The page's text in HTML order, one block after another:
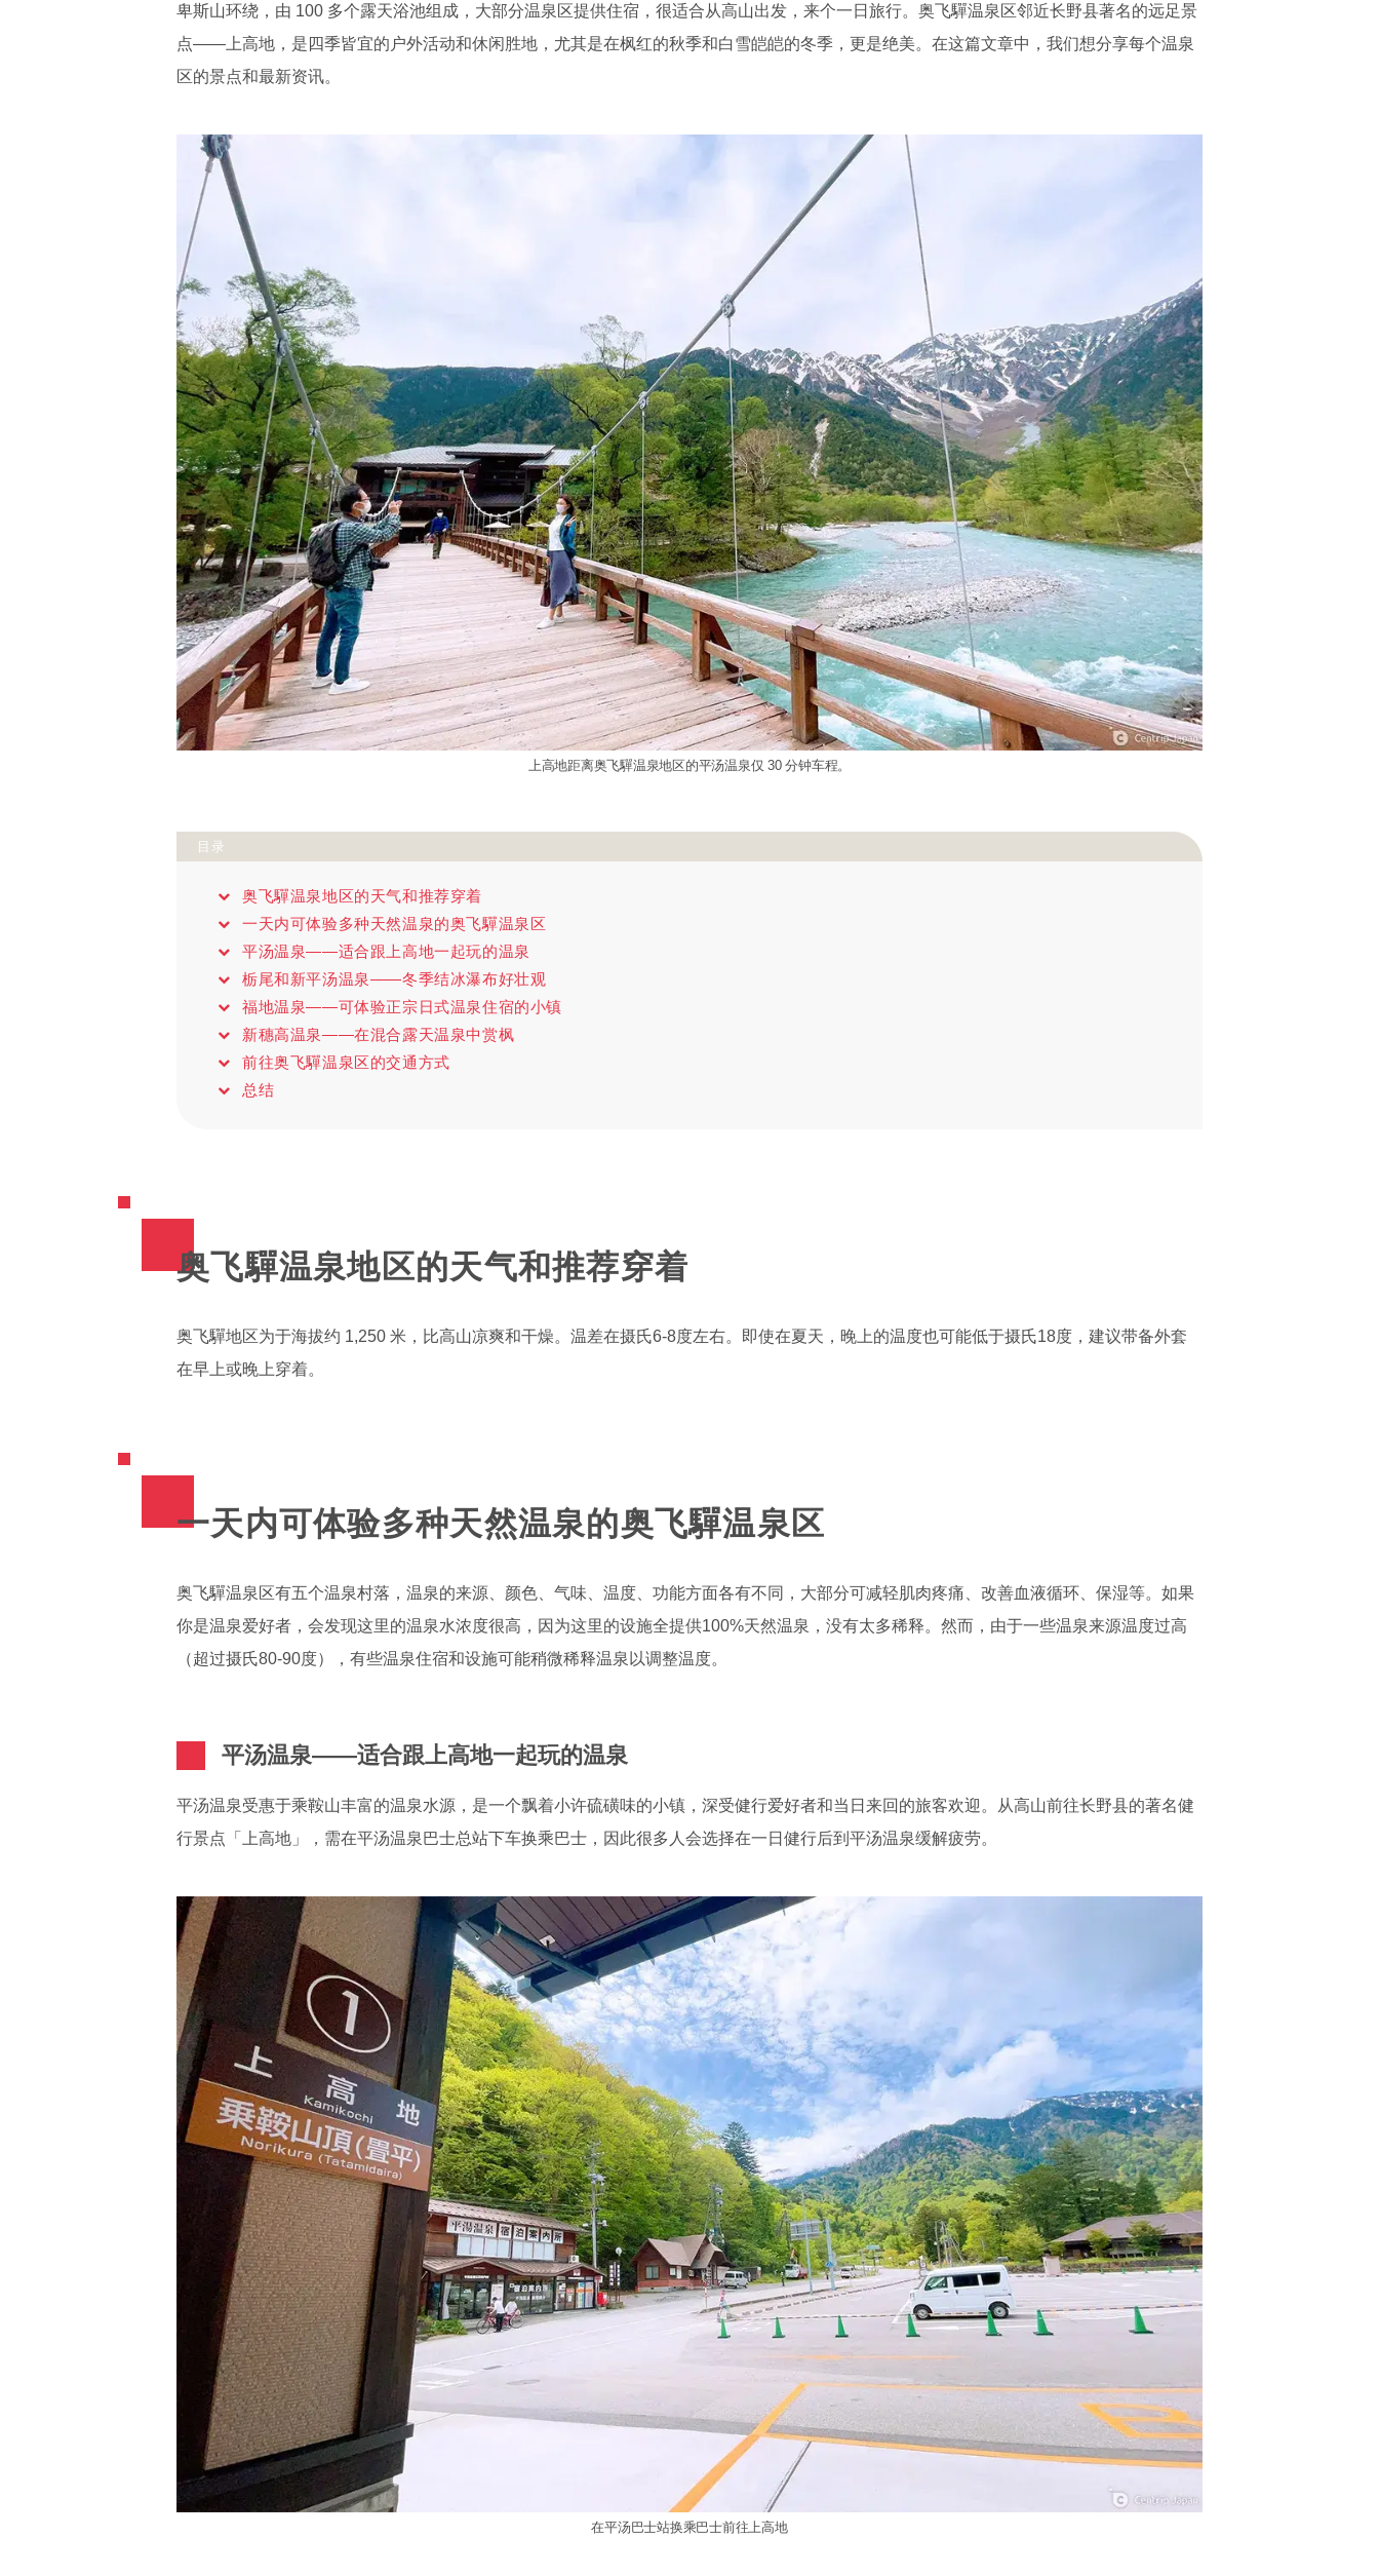
卑斯山环绕，由 100 多个露天浴池组成，大部分温泉区提供住宿，很适合从高山出发，来个一日旅行。奥飞驒温泉区邻近长野县著名的远足景
点——上高地，是四季皆宜的户外活动和休闲胜地，尤其是在枫红的秋季和白雪皑皑的冬季，更是绝美。在这篇文章中，我们想分享每个温泉
区的景点和最新资讯。
上高地距离奥飞驒温泉地区的平汤温泉仅 30 分钟车程。
目录
奥飞驒温泉地区的天气和推荐穿着
一天内可体验多种天然温泉的奥飞驒温泉区
平汤温泉——适合跟上高地一起玩的温泉
栃尾和新平汤温泉——冬季结冰瀑布好壮观
福地温泉——可体验正宗日式温泉住宿的小镇
新穗高温泉——在混合露天温泉中赏枫
前往奥飞驒温泉区的交通方式
总结
奥飞驒温泉地区的天气和推荐穿着
奥飞驒地区为于海拔约 1,250 米，比高山凉爽和干燥。温差在摄氏6-8度左右。即使在夏天，晚上的温度也可能低于摄氏18度，建议带备外套
在早上或晚上穿着。
一天内可体验多种天然温泉的奥飞驒温泉区
奥飞驒温泉区有五个温泉村落，温泉的来源、颜色、气味、温度、功能方面各有不同，大部分可减轻肌肉疼痛、改善血液循环、保湿等。如果
你是温泉爱好者，会发现这里的温泉水浓度很高，因为这里的设施全提供100%天然温泉，没有太多稀释。然而，由于一些温泉来源温度过高
（超过摄氏80-90度），有些温泉住宿和设施可能稍微稀释温泉以调整温度。
平汤温泉——适合跟上高地一起玩的温泉
平汤温泉受惠于乘鞍山丰富的温泉水源，是一个飘着小许硫磺味的小镇，深受健行爱好者和当日来回的旅客欢迎。从高山前往长野县的著名健
行景点「上高地」，需在平汤温泉巴士总站下车换乘巴士，因此很多人会选择在一日健行后到平汤温泉缓解疲劳。
在平汤巴士站换乘巴士前往上高地